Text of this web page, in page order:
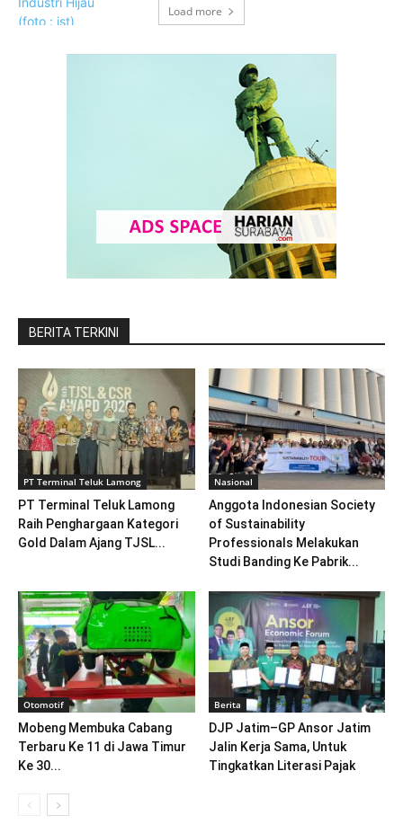
Load more
BERITA TERKINI
PT Terminal Teluk Lamong
PT Terminal Teluk Lamong
Raih Penghargaan Kategori
Gold Dalam Ajang TJSL...
Nasional
Anggota Indonesian Society
of Sustainability
Professionals Melakukan
Studi Banding Ke Pabrik...
Otomotif
Mobeng Membuka Cabang
Terbaru Ke 11 di Jawa Timur
Ke 30...
Berita
DJP Jatim–GP Ansor Jatim
Jalin Kerja Sama, Untuk
Tingkatkan Literasi Pajak